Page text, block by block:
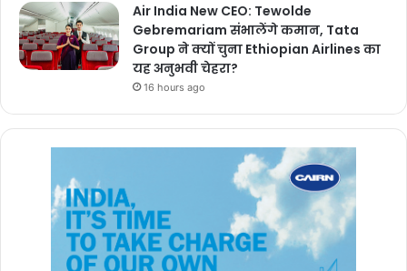
Air India New CEO: Tewolde
Gebremariam संभालेंगे कमान, Tata
Group ने क्यों चुना Ethiopian Airlines का
यह अनुभवी चेहरा?
16 hours ago